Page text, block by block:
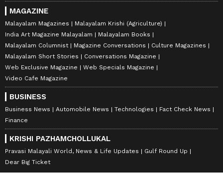
MAGAZINE
Malayalam Magazines
Malayalam Krishi (Agriculture)
India Art Magazine Malayalam
Malayalam Books
Malayalam Columnist
Magazine Conversations
Culture Magazines
Malayalam Short Stories
Conversations Magazine
Web Exclusive Magazine
Web Specials Magazine
Video Cafe Magazine
BUSINESS
Business News Automobile News Technologies
Fact Check News
Finance
KRISHI PAZHAMCHOLLUKAL
Pravasi Malayali World, News & Life Updates
Gulf Round Up
Dear Big Ticket